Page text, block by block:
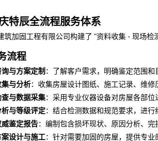
特辰全流程服务体系
筑加固工程有限公司 构建了 "资料收集 - 现场检
流程
与方案定制 ：了解客户需求，明确鉴定范围
与分析：收集房屋设计图纸、施工记录、维
与数据采集：采用专业仪器设备对房屋各部
与等级评定：结合检测数据和规范要求，进
威鉴定报告：编制包含损坏现状、原因分析、
设计与施工：针对需要加固的房屋，提供专